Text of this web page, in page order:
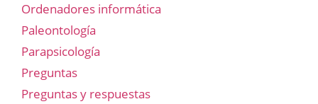
Ordenadores informática
Paleontología
Parapsicología
Preguntas
Preguntas y respuestas